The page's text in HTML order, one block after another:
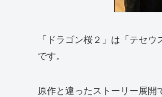
「ドラゴン桜２」は「テセウ
です。
原作と違ったストーリー展開